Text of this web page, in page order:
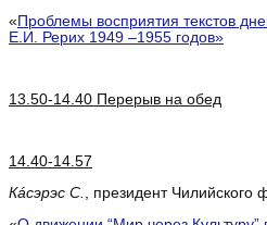
« Проблемы восприятия текстов
Е.И. Рерих 1949 –1955 годов»
13.50-14.40 Перерыв на обед
14.40-14.57
Кáсэрэс С. , президент Чилийского